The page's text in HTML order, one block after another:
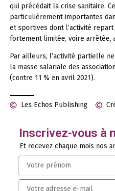
qui précédait la crise sanitaire.
particulièrement importantes
et sportives dont l’activité
fortement limitée, voire arrêtée,
Par ailleurs, l’activité partielle
la masse salariale des
(contre 11 % en avril 2021).
Les Echos Publishing
Inscrivez-vous à
Et recevez chaque mois nos